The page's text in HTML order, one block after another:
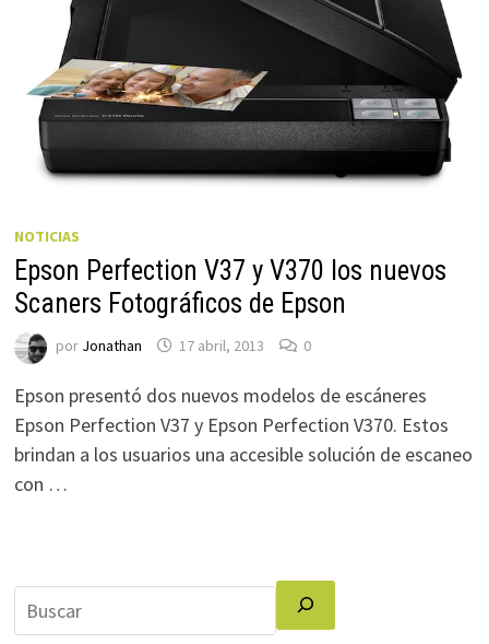
NOTICIAS
Epson Perfection V37 y V370 los nuevos
Scaners Fotográficos de Epson
por Jonathan 17 abril, 2013 0
Epson presentó dos nuevos modelos de escáneres
Epson Perfection V37 y Epson Perfection V370. Estos
brindan a los usuarios una accesible solución de escaneo
con …